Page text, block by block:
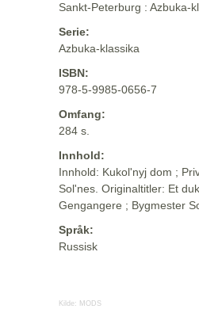
Sankt-Peterburg : Azbuka-
Serie:
Azbuka-klassika
ISBN:
978-5-9985-0656-7
Omfang:
284 s.
Innhold:
Innhold: Kukol'nyj dom ;
Sol'nes. Originaltitler: Et
Gengangere ; Bygmester
Språk:
Russisk
Kilde: MODS